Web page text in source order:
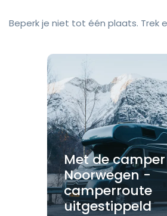
Beperk je niet tot één plaats. Trek
Met de
Noorwegen -
camperroute
uitgestippeld